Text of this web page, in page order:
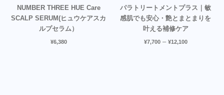
NUMBER THREE HUE Care
SCALP SERUM(ヒュウケアスカ
ルプセラム）
¥6,380
パラトリートメントプラス｜敏
感肌でも安心・艶とまとまりを
叶える補修ケア
¥7,700 – ¥12,100